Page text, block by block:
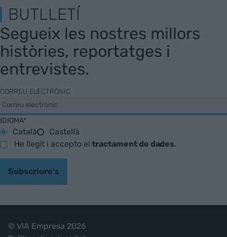
BUTLLETÍ
Segueix les nostres millors
històries, reportatges i
entrevistes.
CORREU ELECTRÒNIC
IDIOMA*
Català
Castellà
He llegit i accepto eltractament de dades.
Subscriure's
© VIA Empresa 2026